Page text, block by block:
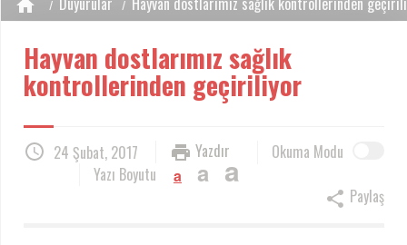
Hayvan dostlarımız sağlık
kontrollerinden geçiriliyor
24 Şubat, 2017 Okuma Modu
Yazdır
Yazı Boyutu
a a a
Paylaş